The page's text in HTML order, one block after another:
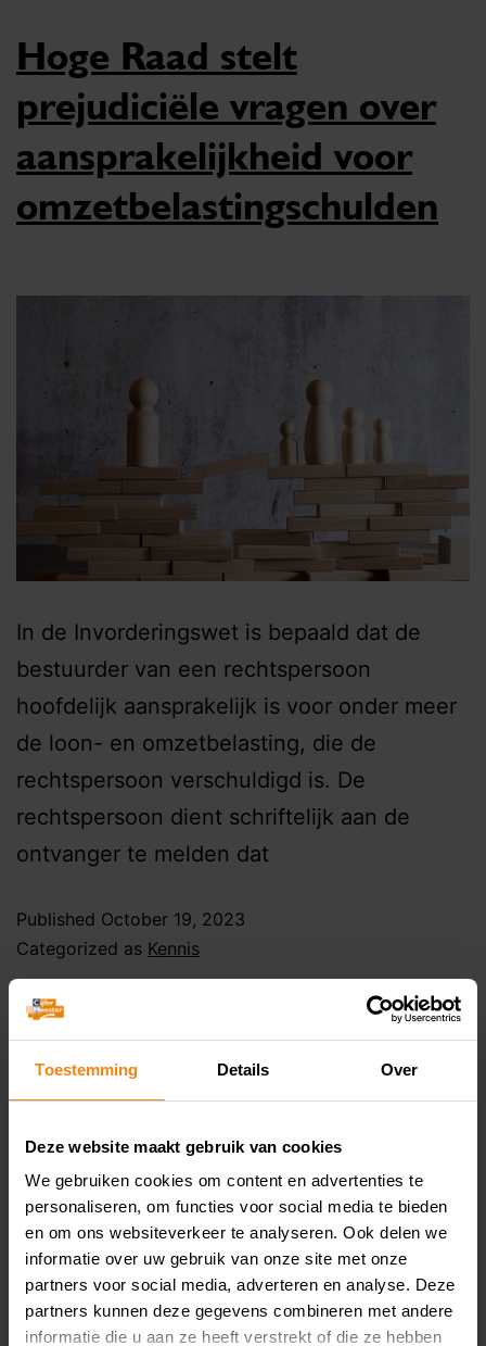
Toestemming Details Over
Deze website maakt gebruik van cookies
We gebruiken cookies om content en advertenties te
personaliseren, om functies voor social media te bieden
en om ons websiteverkeer te analyseren. Ook delen we
informatie over uw gebruik van onze site met onze
partners voor social media, adverteren en analyse. Deze
partners kunnen deze gegevens combineren met andere
informatie die u aan ze heeft verstrekt of die ze hebben
Hoge Raad stelt
prejudiciële vragen over
aansprakelijkheid voor
omzetbelastingschulden
In de Invorderingswet is bepaald dat de
bestuurder van een rechtspersoon
hoofdelijk aansprakelijk is voor onder meer
de loon- en omzetbelasting, die de
rechtspersoon verschuldigd is. De
rechtspersoon dient schriftelijk aan de
ontvanger te melden dat
Published October 19, 2023
Categorized as Kennis
Tweede nota van
wijziging Belastingplan